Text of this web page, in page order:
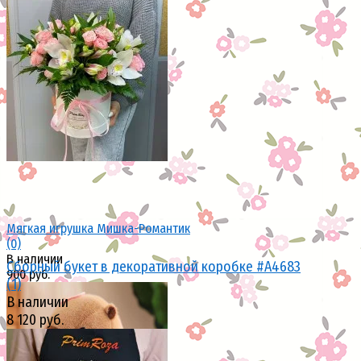
избранное сравнить
Мягкая игрушка Мишка-Романтик
(0)
В наличии
900 руб.
избранное сравнить
Сборный букет в декоративной коробке #A4683
(1)
В наличии
8 120 руб.